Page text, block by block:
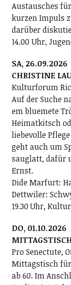
Austausches
kurzen Impuls
darüber
14.00 Uhr,
SA, 26.09.2026
CHRISTINE
Kulturforum
Auf der Suche
em bluemete
Heimatkitsch
liebevolle
geht auch um
sauglatt, dafür
Ernst.
Dide Marfurt:
Dettwiler:
19.30 Uhr,
DO, 01.10.2026
Pro Senectute,
Mittagstisch
ab 60. Im